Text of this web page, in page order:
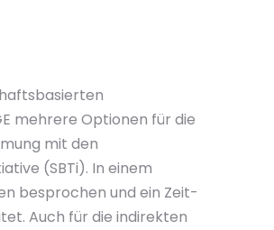
mehrere Optionen für die
mit den
(SBTi). In einem
besprochen und ein Zeit-
Auch für die indirekten